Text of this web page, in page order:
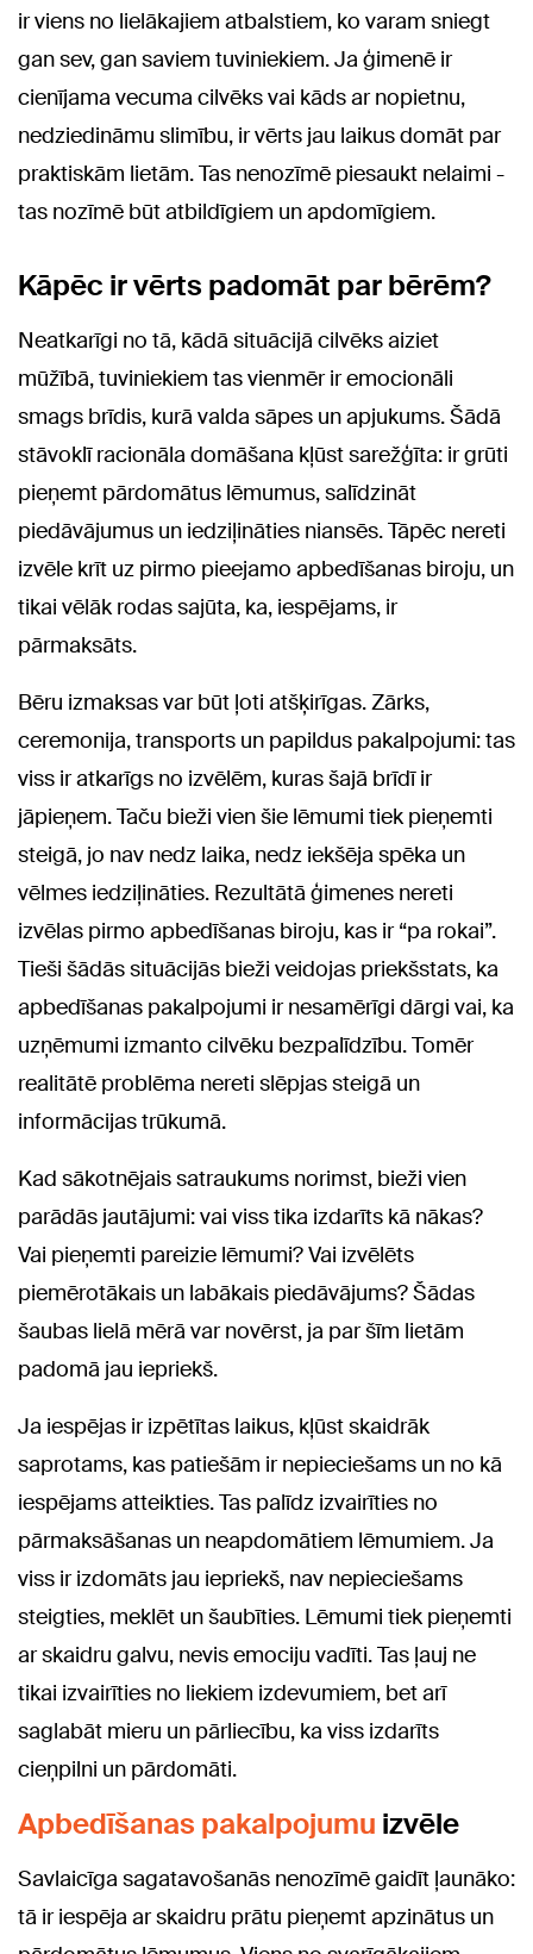
ir viens no lielākajiem atbalstiem, ko varam sniegt
gan sev, gan saviem tuviniekiem. Ja ģimenē ir
cienījama vecuma cilvēks vai kāds ar nopietnu,
nedziedināmu slimību, ir vērts jau laikus domāt par
praktiskām lietām. Tas nenozīmē piesaukt nelaimi -
tas nozīmē būt atbildīgiem un apdomīgiem.
Kāpēc ir vērts padomāt par bērēm?
Neatkarīgi no tā, kādā situācijā cilvēks aiziet
mūžībā, tuviniekiem tas vienmēr ir emocionāli
smags brīdis, kurā valda sāpes un apjukums. Šādā
stāvoklī racionāla domāšana kļūst sarežģīta: ir grūti
pieņemt pārdomātus lēmumus, salīdzināt
piedāvājumus un iedziļināties niansēs. Tāpēc nereti
izvēle krīt uz pirmo pieejamo apbedīšanas biroju, un
tikai vēlāk rodas sajūta, ka, iespējams, ir
pārmaksāts.
Bēru izmaksas var būt ļoti atšķirīgas. Zārks,
ceremonija, transports un papildus pakalpojumi: tas
viss ir atkarīgs no izvēlēm, kuras šajā brīdī ir
jāpieņem. Taču bieži vien šie lēmumi tiek pieņemti
steigā, jo nav nedz laika, nedz iekšēja spēka un
vēlmes iedziļināties. Rezultātā ģimenes nereti
izvēlas pirmo apbedīšanas biroju, kas ir “pa rokai”.
Tieši šādās situācijās bieži veidojas priekšstats, ka
apbedīšanas pakalpojumi ir nesamērīgi dārgi vai, ka
uzņēmumi izmanto cilvēku bezpalīdzību. Tomēr
realitātē problēma nereti slēpjas steigā un
informācijas trūkumā.
Kad sākotnējais satraukums norimst, bieži vien
parādās jautājumi: vai viss tika izdarīts kā nākas?
Vai pieņemti pareizie lēmumi? Vai izvēlēts
piemērotākais un labākais piedāvājums? Šādas
šaubas lielā mērā var novērst, ja par šīm lietām
padomā jau iepriekš.
Ja iespējas ir izpētītas laikus, kļūst skaidrāk
saprotams, kas patiešām ir nepieciešams un no kā
iespējams atteikties. Tas palīdz izvairīties no
pārmaksāšanas un neapdomātiem lēmumiem. Ja
viss ir izdomāts jau iepriekš, nav nepieciešams
steigties, meklēt un šaubīties. Lēmumi tiek pieņemti
ar skaidru galvu, nevis emociju vadīti. Tas ļauj ne
tikai izvairīties no liekiem izdevumiem, bet arī
saglabāt mieru un pārliecību, ka viss izdarīts
cieņpilni un pārdomāti.
Apbedīšanas pakalpojumu izvēle
Savlaicīga sagatavošanās nenozīmē gaidīt ļaunāko:
tā ir iespēja ar skaidru prātu pieņemt apzinātus un